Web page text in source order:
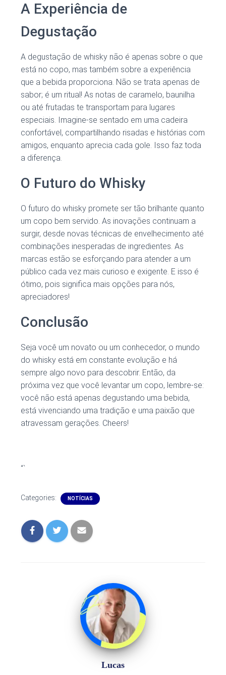
A Experiência de
Degustação
A degustação de whisky não é apenas sobre o que
está no copo, mas também sobre a experiência
que a bebida proporciona. Não se trata apenas de
sabor; é um ritual! As notas de caramelo, baunilha
ou até frutadas te transportam para lugares
especiais. Imagine-se sentado em uma cadeira
confortável, compartilhando risadas e histórias com
amigos, enquanto aprecia cada gole. Isso faz toda
a diferença.
O Futuro do Whisky
O futuro do whisky promete ser tão brilhante quanto
um copo bem servido. As inovações continuam a
surgir, desde novas técnicas de envelhecimento até
combinações inesperadas de ingredientes. As
marcas estão se esforçando para atender a um
público cada vez mais curioso e exigente. E isso é
ótimo, pois significa mais opções para nós,
apreciadores!
Conclusão
Seja você um novato ou um conhecedor, o mundo
do whisky está em constante evolução e há
sempre algo novo para descobrir. Então, da
próxima vez que você levantar um copo, lembre-se:
você não está apenas degustando uma bebida,
está vivenciando uma tradição e uma paixão que
atravessam gerações. Cheers!
“`
Categories: NOTÍCIAS
Lucas